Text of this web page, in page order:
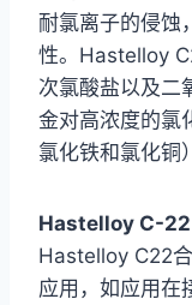
耐氯离子的侵蚀
性。Hastelloy
次氯酸盐以及二
金对高浓度的氯
氯化铁和氯化铜
Hastelloy C-22
Hastelloy C22
应用，如应用在